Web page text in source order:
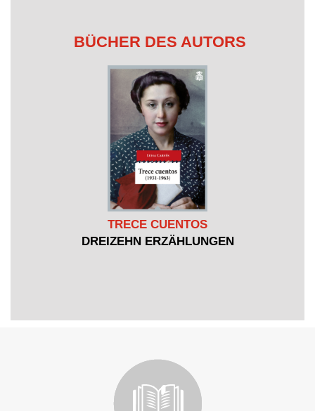
BÜCHER DES AUTORS
TRECE CUENTOS
DREIZEHN ERZÄHLUNGEN